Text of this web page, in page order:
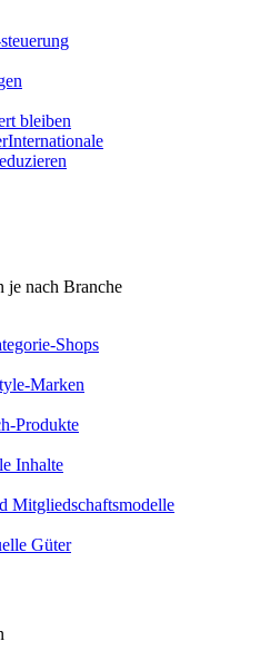
bleiben
Internationale
je nach Branche
Shops
Marken
Produkte
Inhalte
Mitgliedschaftsmodelle
Güter